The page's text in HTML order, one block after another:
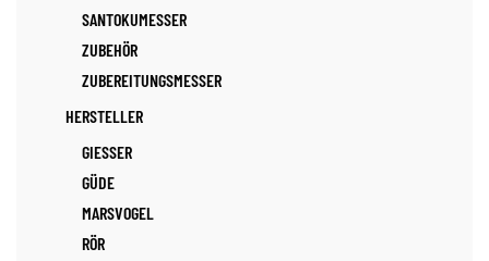
SANTOKUMESSER
ZUBEHÖR
ZUBEREITUNGSMESSER
HERSTELLER
GIESSER
GÜDE
MARSVOGEL
RÖR